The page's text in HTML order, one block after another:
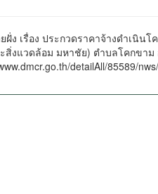
ง เรื่อง ประกวดราคาจ้างดำเนิ
แวดล้อม มหาชัย) ตำบลโคกขาม
detailAll/85589/nws/